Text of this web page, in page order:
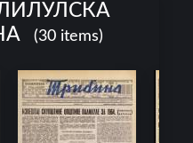
(30 items)